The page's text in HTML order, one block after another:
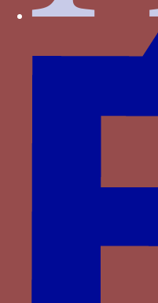
Ferdinand le
Un noeud